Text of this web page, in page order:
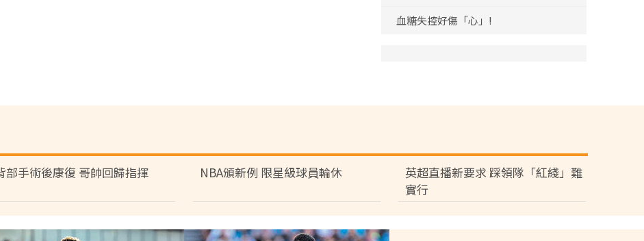
血糖失控好傷「心」!
部手術後康復 哥帥回歸指揮 NBA頒新例 限星級球員輪休
英超直播新要求 踩領隊「紅綫」難
實行